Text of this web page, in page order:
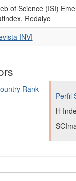
of Science (ISI)
Redalyc
INVI
Perfil
H